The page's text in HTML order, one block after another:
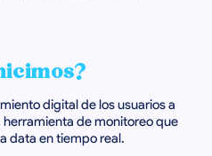
digital de los usuarios a
de monitoreo que
data en tiempo real.